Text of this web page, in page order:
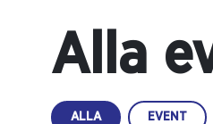
Alla
ALLA EVENT